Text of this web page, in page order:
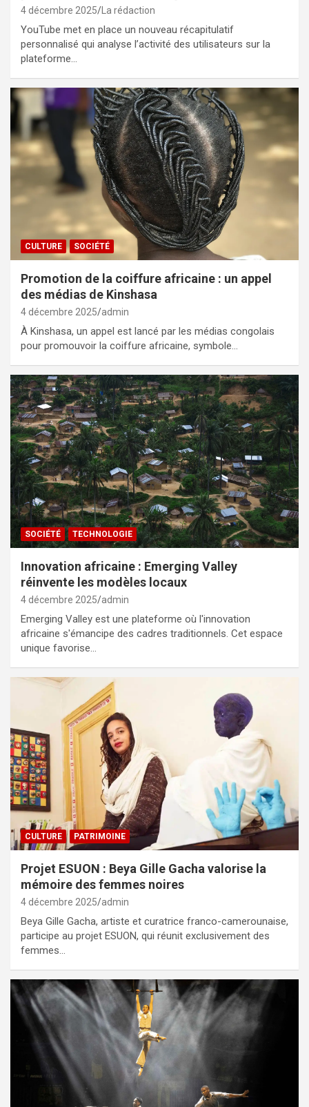
4 décembre 2025 La rédaction
YouTube met en place un nouveau récapitulatif
personnalisé qui analyse l’activité des utilisateurs sur la
plateforme…
CULTURE SOCIÉTÉ
Promotion de la coiffure africaine : un appel
des médias de Kinshasa
4 décembre 2025 admin
À Kinshasa, un appel est lancé par les médias congolais
pour promouvoir la coiffure africaine, symbole…
SOCIÉTÉ TECHNOLOGIE
Innovation africaine : Emerging Valley
réinvente les modèles locaux
4 décembre 2025 admin
Emerging Valley est une plateforme où l'innovation
africaine s'émancipe des cadres traditionnels. Cet espace
unique favorise…
CULTURE PATRIMOINE
Projet ESUON : Beya Gille Gacha valorise la
mémoire des femmes noires
4 décembre 2025 admin
Beya Gille Gacha, artiste et curatrice franco-camerounaise,
participe au projet ESUON, qui réunit exclusivement des
femmes…